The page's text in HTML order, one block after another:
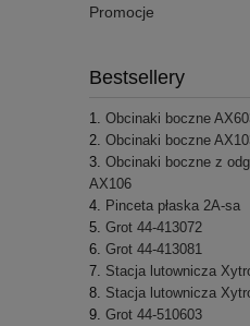
Promocje
Bestsellery
Obcinaki boczne
Obcinaki boczne
Obcinaki boczne z
AX106
Pinceta płaska 2A-sa
Grot 44-413072
Grot 44-413081
Stacja lutownicza
Stacja lutownicza
Grot 44-510603